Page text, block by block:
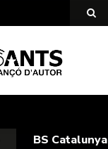
BS Catalunya